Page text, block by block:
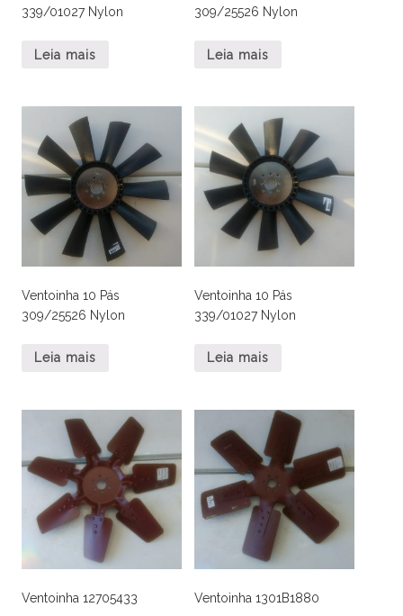
339/01027 Nylon
Leia mais
309/25526 Nylon
Leia mais
Ventoinha 10 Pás
309/25526 Nylon
Leia mais
Ventoinha 10 Pás
339/01027 Nylon
Leia mais
Ventoinha 12705433 Ventoinha 1301B1880